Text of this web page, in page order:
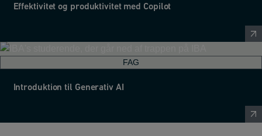
Effektivitet og produktivitet med Copilot
FAG
Introduktion til Generativ AI